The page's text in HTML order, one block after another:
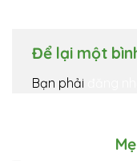
Để lại một
Bạn phải